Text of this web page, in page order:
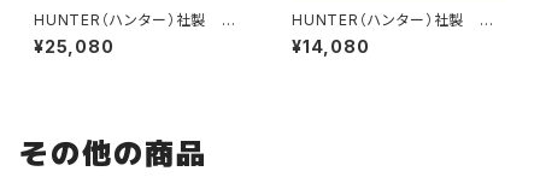
HUNTER（ハンター）社製 犬
用エルクレザー丸め革3wayリ
ード【200cm・ リード直径1c
¥25,080
HUNTER（ハンター）社製 犬
用丸めレザーの3wayリード【2
00cm・リード直径8mm】
¥14,080
その他の商品